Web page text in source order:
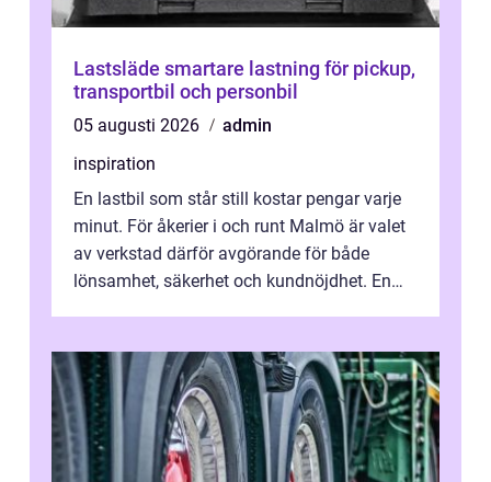
Lastsläde smartare lastning för pickup,
transportbil och personbil
05 augusti 2026
admin
inspiration
En lastbil som står still kostar pengar varje
minut. För åkerier i och runt Malmö är valet
av verkstad därför avgörande för både
lönsamhet, säkerhet och kundnöjdhet. En